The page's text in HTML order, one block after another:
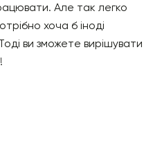
Але так легко
хоча б іноді
ви зможете вирішувати